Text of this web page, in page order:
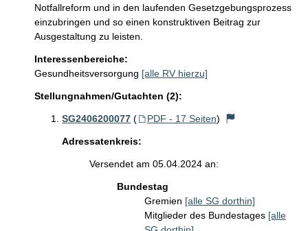
Notfallreform und in den laufenden Gesetzgebungsprozess
einzubringen und so einen konstruktiven Beitrag zur
Ausgestaltung zu leisten.
Interessenbereiche:
Gesundheitsversorgung [alle RV hierzu]
Stellungnahmen/Gutachten (2):
SG2406200077 ( PDF - 17 Seiten)
Adressatenkreis:
Versendet am 05.04.2024 an:
Bundestag
Gremien [alle SG dorthin]
Mitglieder des Bundestages [alle